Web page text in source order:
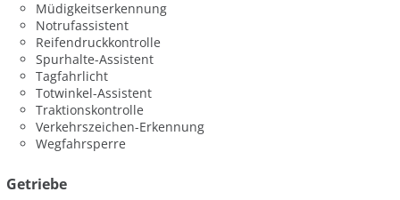
Müdigkeitserkennung
Notrufassistent
Reifendruckkontrolle
Spurhalte-Assistent
Tagfahrlicht
Totwinkel-Assistent
Traktionskontrolle
Verkehrszeichen-Erkennung
Wegfahrsperre
Getriebe